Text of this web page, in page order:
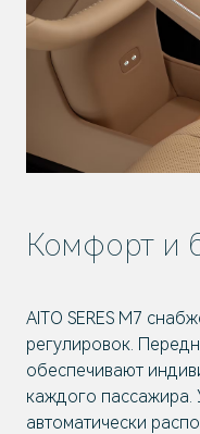
Комфорт и
AITO SERES M7
регулировок.
обеспечивают
каждого пассажира.
автоматически